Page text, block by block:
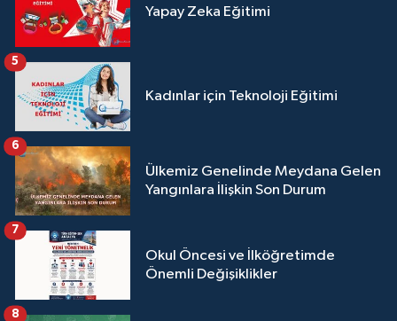
Yapay Zeka Eğitimi
Kadınlar için Teknoloji Eğitimi
5
Ülkemiz Genelinde Meydana Gelen
Yangınlara İlişkin Son Durum
6
Okul Öncesi ve İlköğretimde
Önemli Değişiklikler
7
8